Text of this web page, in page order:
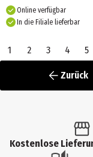
Online verfügbar
In die Filiale lieferbar
1 2 3 4 5
Zurück
Kostenlose